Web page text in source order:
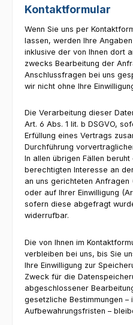
Kontaktformular
Wenn Sie uns per
lassen, werden Ihre
inklusive der von Ihnen dort
zwecks Bearbeitung der
Anschlussfragen bei uns
wir nicht ohne Ihre
Die Verarbeitung dieser
Art. 6 Abs. 1 lit. b DSGVO,
Erfüllung eines Vertrags
Durchführung
In allen übrigen Fällen
berechtigten Interesse an
an uns gerichteten Anfragen
oder auf Ihrer Einwilligung
sofern diese abgefragt
widerrufbar.
Die von Ihnen im
verbleiben bei uns, bis Sie
Ihre Einwilligung zur
Zweck für die
abgeschlossener
gesetzliche Bestimmungen –
Aufbewahrungsfristen –